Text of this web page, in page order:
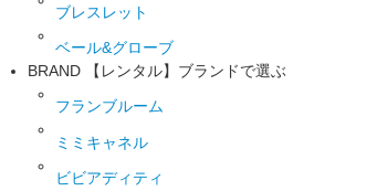
ブレスレット
ベール&グローブ
BRAND
【レンタル】ブランドで選ぶ
フランブルーム
ミミキャネル
ビビアディティ